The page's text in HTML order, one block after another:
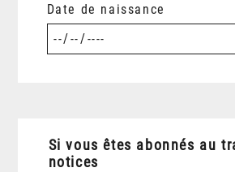
Date de naissance
Si vous êtes abonnés au
notices